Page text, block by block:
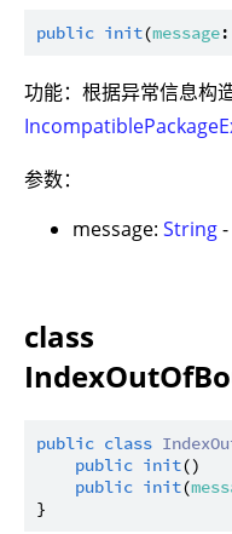
public init(message:
功能：根据异常信息构
参数：
message: String
class
public class
public init()
public init(